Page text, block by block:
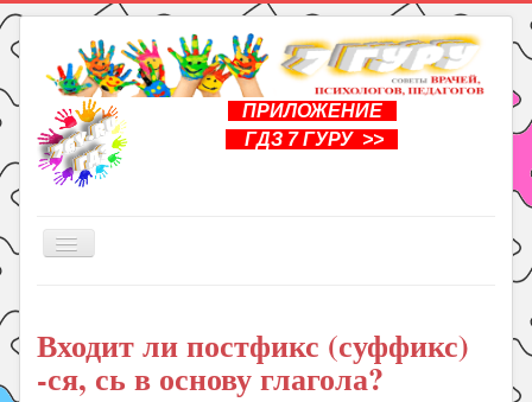
ПРИЛОЖЕНИЕ
ГДЗ 7 ГУРУ >>
Включить/
Книги
Рукоделие
Входит ли постфикс (суффикс)
-ся, сь в основу глагола?